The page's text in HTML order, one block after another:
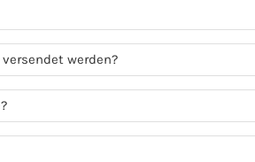
werden?